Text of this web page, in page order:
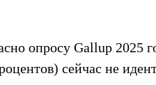
опросу Gallup 2025
сейчас не